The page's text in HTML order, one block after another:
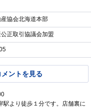
協会北海道本部
公正取引協議会加盟
メントを見る
より徒歩１分です。店舗裏に